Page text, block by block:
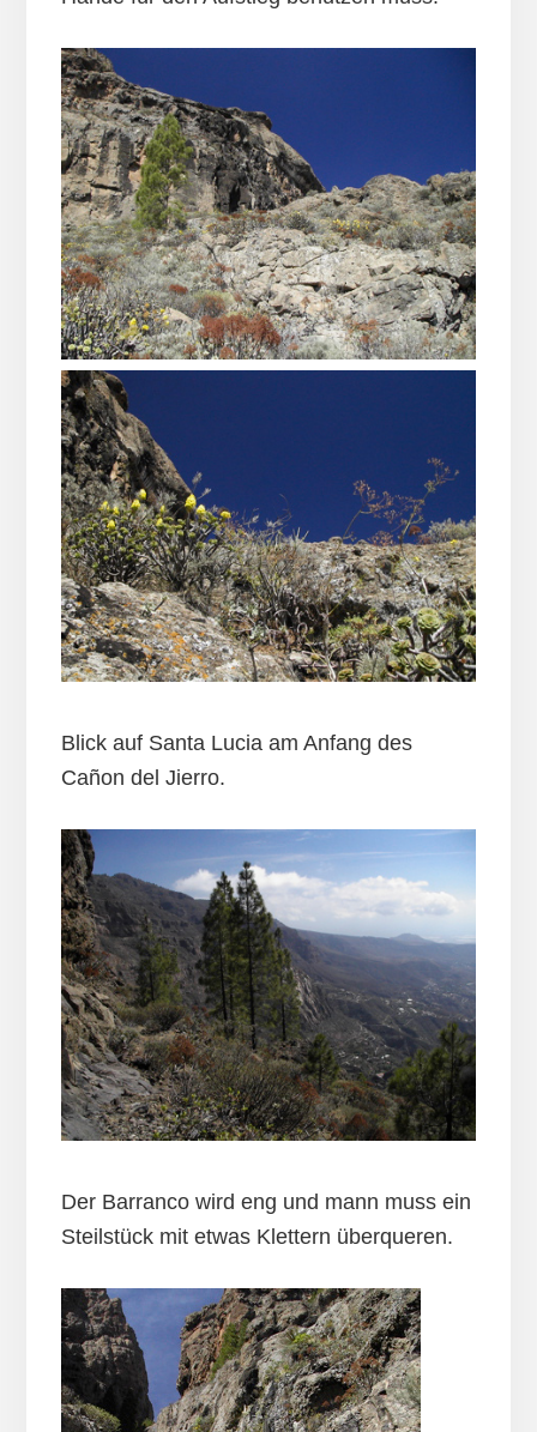
Blick auf Santa Lucia am Anfang des
Cañon del Jierro.
Der Barranco wird eng und mann muss ein
Steilstück mit etwas Klettern überqueren.